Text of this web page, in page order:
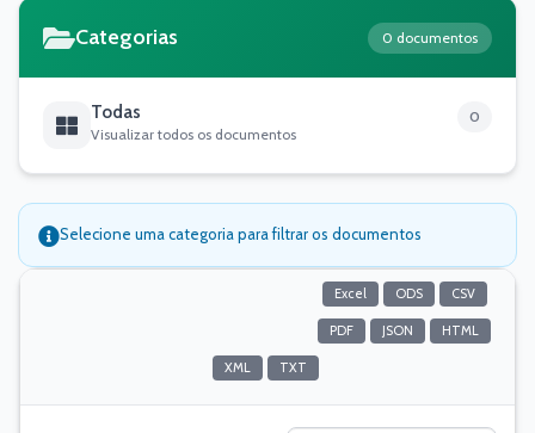
Categorias 0 documentos
Todas
Visualizar todos os documentos
0
Selecione uma categoria para filtrar os documentos
Excel ODS CSV
PDF JSON HTML
XML TXT